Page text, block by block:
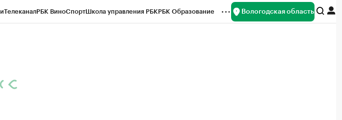
ТелеканалРБК ВиноСпортШкола управления РБКРБК Образование Вологодская область